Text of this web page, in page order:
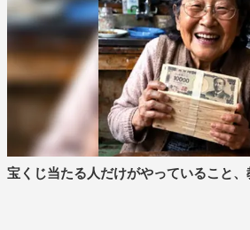
平、梅丸の社長・大熊役を升毅が務
尾、福徳、後藤は本作が連続テレビ
発表にあたり、水上は「『ブギウギ
皆様、お初にお目にかかります。こ
かりました水上恒司と申します。村
は世界で私だけである自覚を持って
子と世界で1番ブギウギな音を奏でて
宝くじ当たる人だけがやっていること、